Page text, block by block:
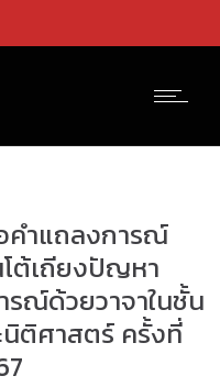
คำแถลงการณ์
ต้เถียงปัญหา
ณ์ด้วยวาจาในชั้น
ติศาสตร์ ครั้งที่